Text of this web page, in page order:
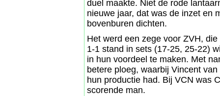
duel maakte. Niet de rode
nieuwe jaar, dat was de inzet en
bovenburen dichten.
Het werd een zege voor ZVH,
1-1 stand in sets (17-25, 25-22)
in hun voordeel te maken. Met
betere ploeg, waarbij Vincent
hun productie had. Bij VCN was
scorende man.